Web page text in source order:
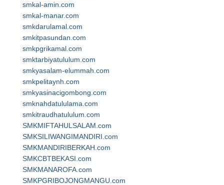
smkal-amin.com
smkal-manar.com
smkdarulamal.com
smkitpasundan.com
smkpgrikamal.com
smktarbiyatululum.com
smkyasalam-elummah.com
smkpelitaynh.com
smkyasinacigombong.com
smknahdatululama.com
smkitraudhatululum.com
SMKMIFTAHULSALAM.com
SMKSILIWANGIMANDIRI.com
SMKMANDIRIBERKAH.com
SMKCBTBEKASI.com
SMKMANAROFA.com
SMKPGRIBOJONGMANGU.com